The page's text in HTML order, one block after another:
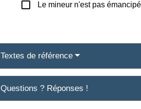
check_box_outline_blank Le mineur n'est pas émancipé
Textes de référence
Questions ? Réponses !